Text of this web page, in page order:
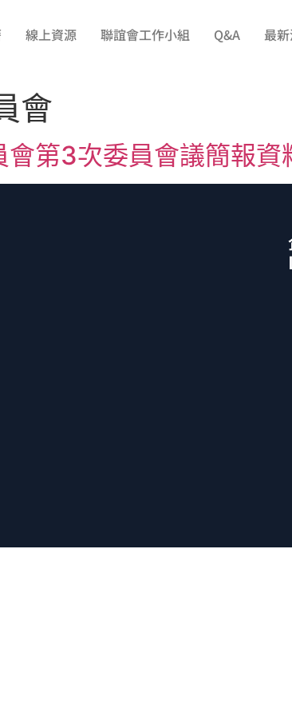
線上資源 聯誼會工作小組 Q&A 最
會
會第3次委員會議簡報